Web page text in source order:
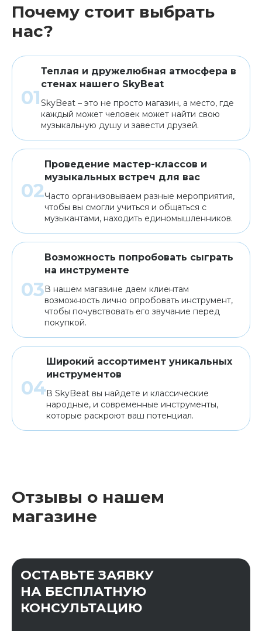
Клавишные Сувениры, подарки
Аренда
Почему стоит выбрать
нас?
Теплая и дружелюбная атмосфера в
стенах нашего SkyBeat
SkyBeat – это не просто магазин, а место, где
каждый может человек может найти свою
музыкальную душу и завести друзей.
Проведение мастер-классов и
музыкальных встреч для вас
Часто организовываем разные мероприятия,
чтобы вы смогли учиться и общаться с
музыкантами, находить единомышленников.
Возможность попробовать сыграть
на инструменте
В нашем магазине даем клиентам
возможность лично опробовать инструмент,
чтобы почувствовать его звучание перед
покупкой.
Широкий ассортимент уникальных
инструментов
В SkyBeat вы найдете и классические
народные, и современные инструменты,
которые раскроют ваш потенциал.
Отзывы о нашем
магазине
ОСТАВЬТЕ ЗАЯВКУ
НА БЕСПЛАТНУЮ
КОНСУЛЬТАЦИЮ